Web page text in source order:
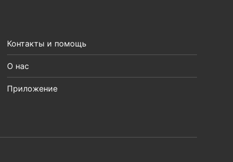
Контакты и помощь
О нас
Приложение